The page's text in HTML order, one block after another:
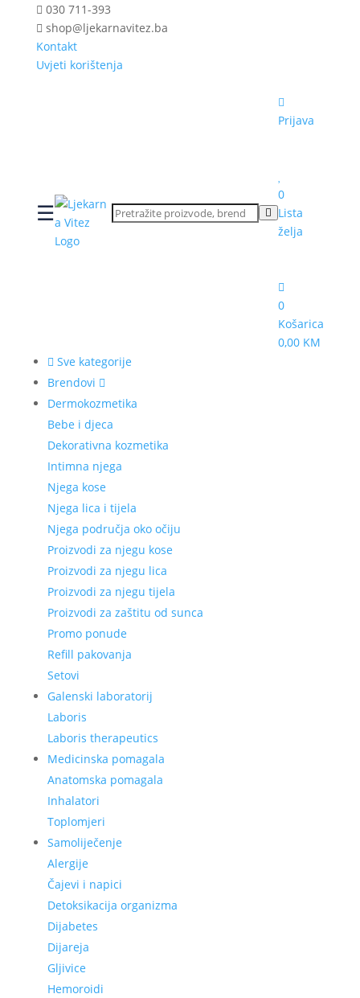
030 711-393
shop@ljekarnavitez.ba
Kontakt
Uvjeti korištenja
☰
Prijava
0
Lista
želja
0
Košarica
0,00 KM
Sve kategorije
Brendovi
Dermokozmetika
Bebe i djeca
Dekorativna kozmetika
Intimna njega
Njega kose
Njega lica i tijela
Njega područja oko očiju
Proizvodi za njegu kose
Proizvodi za njegu lica
Proizvodi za njegu tijela
Proizvodi za zaštitu od sunca
Promo ponude
Refill pakovanja
Setovi
Galenski laboratorij
Laboris
Laboris therapeutics
Medicinska pomagala
Anatomska pomagala
Inhalatori
Toplomjeri
Samoliječenje
Alergije
Čajevi i napici
Detoksikacija organizma
Dijabetes
Dijareja
Gljivice
Hemoroidi